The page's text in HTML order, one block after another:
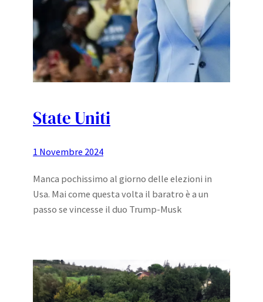
State Uniti
1 Novembre 2024
Manca pochissimo al giorno delle elezioni in
Usa. Mai come questa volta il baratro è a un
passo se vincesse il duo Trump-Musk